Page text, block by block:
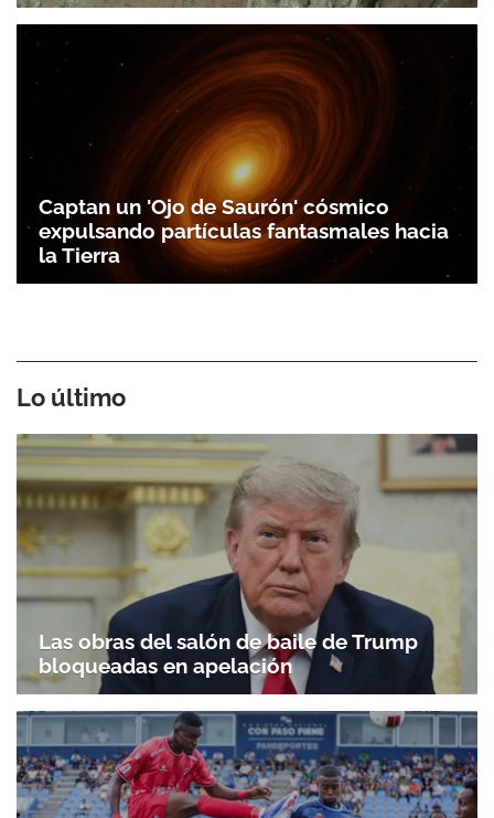
Gracias por suscribirte a nuestro boletín.
ACEPTAR
Captan un 'Ojo de Saurón' cósmico
expulsando partículas fantasmales hacia
la Tierra
Lo último
Las obras del salón de baile de Trump
bloqueadas en apelación